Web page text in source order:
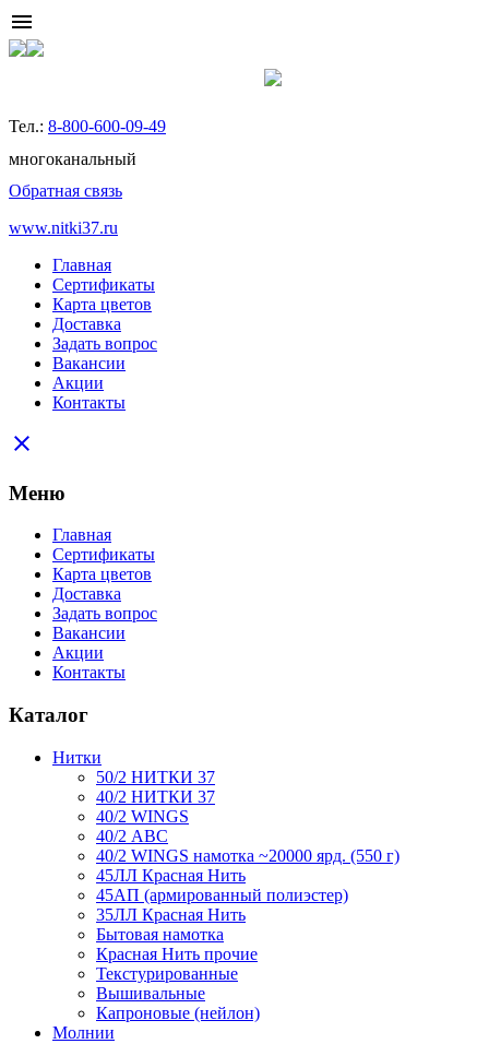
menu
Тел.: 8-800-600-09-49
многоканальный
Обратная связь
www.nitki37.ru
Главная
Сертификаты
Карта цветов
Доставка
Задать вопрос
Вакансии
Акции
Контакты
close
Меню
Главная
Сертификаты
Карта цветов
Доставка
Задать вопрос
Вакансии
Акции
Контакты
Каталог
Нитки
50/2 НИТКИ 37
40/2 НИТКИ 37
40/2 WINGS
40/2 АВС
40/2 WINGS намотка ~20000 ярд. (550 г)
45ЛЛ Красная Нить
45АП (армированный полиэстер)
35ЛЛ Красная Нить
Бытовая намотка
Красная Нить прочие
Текстурированные
Вышивальные
Капроновые (нейлон)
Молнии